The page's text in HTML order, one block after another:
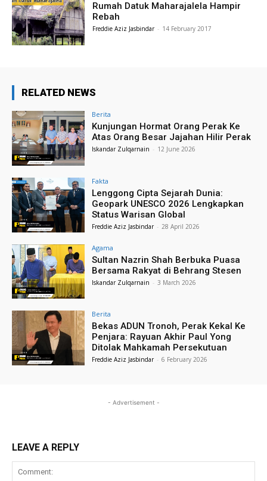
Rumah Datuk Maharajalela Hampir
Rebah
Freddie Aziz Jasbindar - 14 February 2017
RELATED NEWS
Berita
Kunjungan Hormat Orang Perak Ke
Atas Orang Besar Jajahan Hilir Perak
Iskandar Zulqarnain - 12 June 2026
Fakta
Lenggong Cipta Sejarah Dunia:
Geopark UNESCO 2026 Lengkapkan
Status Warisan Global
Freddie Aziz Jasbindar - 28 April 2026
Agama
Sultan Nazrin Shah Berbuka Puasa
Bersama Rakyat di Behrang Stesen
Iskandar Zulqarnain - 3 March 2026
Berita
Bekas ADUN Tronoh, Perak Kekal Ke
Penjara: Rayuan Akhir Paul Yong
Ditolak Mahkamah Persekutuan
Freddie Aziz Jasbindar - 6 February 2026
- Advertisement -
LEAVE A REPLY